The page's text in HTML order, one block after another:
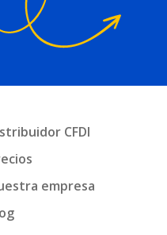
CFDI
empresa